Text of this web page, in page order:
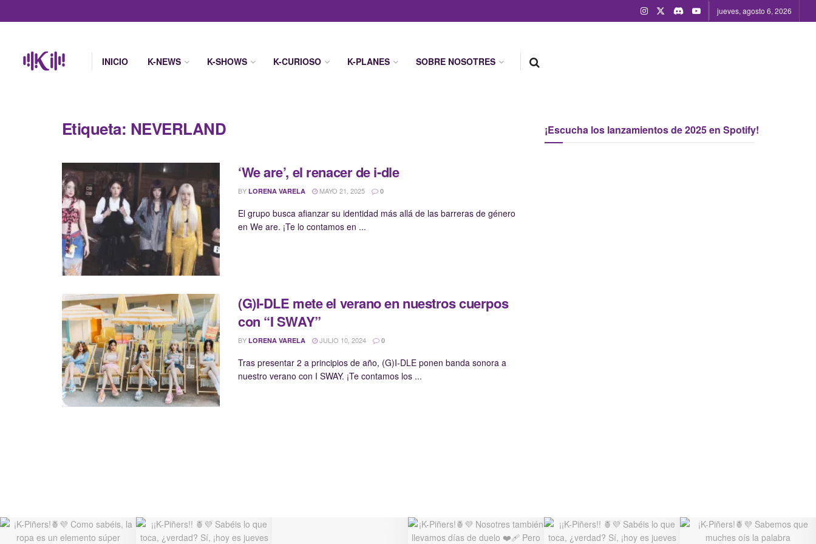
jueves, agosto 6, 2026
INICIO K-NEWS K-SHOWS K-CURIOSO K-PLANES SOBRE NOSOTRES
Etiqueta: NEVERLAND
‘We are’, el renacer de i-dle
BY LORENA VARELA MAYO 21, 2025 0
El grupo busca afianzar su identidad más allá de las barreras de género
en We are. ¡Te lo contamos en ...
(G)I-DLE mete el verano en nuestros cuerpos
con “I SWAY”
BY LORENA VARELA JULIO 10, 2024 0
Tras presentar 2 a principios de año, (G)I-DLE ponen banda sonora a
nuestro verano con I SWAY. ¡Te contamos los ...
¡Escucha los lanzamientos de 2025 en Spotify!